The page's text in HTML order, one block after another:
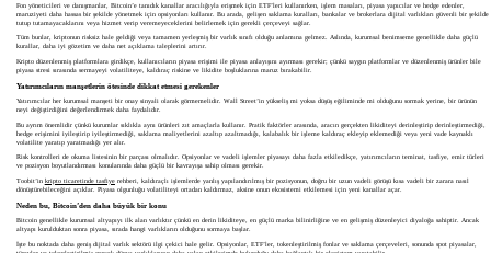
Fon yöneticileri ve danışmanlar, Bitcoin’e tanıdık kanallar aracılığıyla erişmek için ETF’leri kullanırken, işlem masaları, piyasa yapıcılar ve hedge edenler,
maruziyeti daha hassas bir şekilde yönetmek için opsiyonları kullanır. Bu arada, gelişen saklama kuralları, bankalar ve brokerlara dijital varlıkları güvenli bir şekilde
tutup tutamayacaklarını veya hizmet verip veremeyeceklerini belirlemek için gerekli çerçeveyi sağlar.
Tüm bunlar, kriptonun risksiz hale geldiği veya tamamen yerleşmiş bir varlık sınıfı olduğu anlamına gelmez. Aslında, kurumsal benimseme genellikle daha güçlü
kurallar, daha iyi gözetim ve daha net açıklama taleplerini artırır.
Kripto düzenlenmiş platformlara girdikçe, kullanıcıların piyasa erişimi ile piyasa anlayışını ayırması gerekir; çünkü saygın platformlar ve düzenlenmiş ürünler bile
piyasa stresi sırasında sermayeyi volatiliteye, kaldıraç riskine ve likidite boşluklarına maruz bırakabilir.
Yatırımcıların manşetlerin ötesinde dikkat etmesi gerekenler
Yatırımcılar her kurumsal manşeti bir onay sinyali olarak görmemelidir. Wall Street’in yükseliş mi yoksa düşüş eğiliminde mi olduğunu sormak yerine, bir ürünün
neyi değiştirdiğini değerlendirmek daha faydalıdır.
Bu ayrım önemlidir çünkü kurumlar sıklıkla aynı ürünleri zıt amaçlarla kullanır. Pratik faktörler arasında, aracın gerçekten likiditeyi derinleştirip derinleştirmediği,
hedge erişimini iyileştirip iyileştirmediği, saklama maliyetlerini azaltıp azaltmadığı, kalabalık bir işleme kaldıraç ekleyip eklemediği veya yeni vade kaynaklı
volatilite yaratıp yaratmadığı yer alır.
Risk kontrolleri de okuma listesinin bir parçası olmalıdır. Opsiyonlar ve vadeli işlemler piyasayı daha fazla etkiledikçe, yatırımcıların teminat, tasfiye, emir türleri
ve pozisyon boyutlandırması konularında daha güçlü bir kavrayışa sahip olması gerekir.
Toobit’in kripto ticaretinde tasfiyerehberi, kaldıraçlı işlemlerde yanlış yapılandırılmış bir pozisyonun, doğru bir uzun vadeli görüşü kısa vadeli bir zarara nasıl
dönüştürebileceğini açıklar. Piyasa olgunluğu volatiliteyi ortadan kaldırmaz, aksine onun ekosistemi etkilemesi için yeni kanallar açar.
Neden bu, Bitcoin’den daha büyük bir konu
Bitcoin genellikle kurumsal altyapıyı ilk alan varlıktır çünkü en derin likiditeye, en güçlü marka bilinirliğine ve en gelişmiş düzenleyici diyaloğa sahiptir. Ancak
altyapı kurulduktan sonra piyasa, sırada hangi varlıkların olduğunu sormaya başlar.
İşte bu noktada daha geniş dijital varlık sektörü ilgi çekici hale gelir. Opsiyonlar, ETF’ler, tokenleştirilmiş fonlar ve saklama çerçeveleri, sonunda spot piyasalar,